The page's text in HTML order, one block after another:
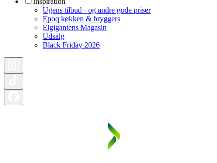
Ugens tilbud - og andre gode priser
Epoq køkken & bryggers
Elgigantens Magasin
Udsalg
Black Friday 2026